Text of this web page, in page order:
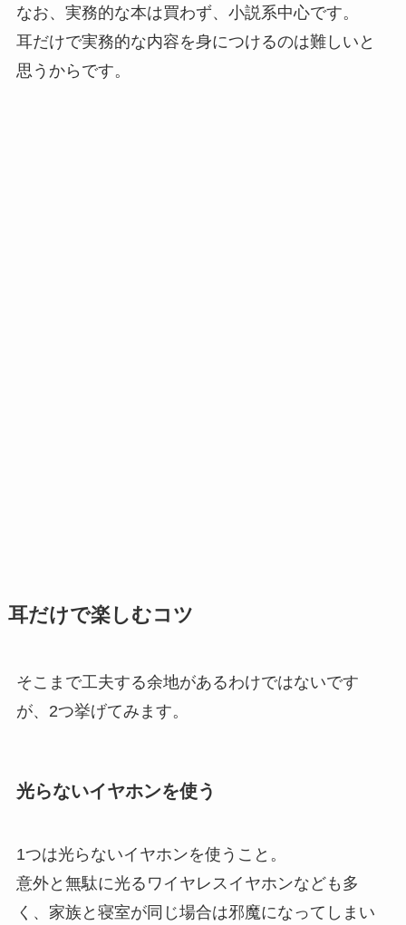
なお、実務的な本は買わず、小説系中心です。
耳だけで実務的な内容を身につけるのは難しいと
思うからです。
耳だけで楽しむコツ
そこまで工夫する余地があるわけではないです
が、2つ挙げてみます。
光らないイヤホンを使う
1つは光らないイヤホンを使うこと。
意外と無駄に光るワイヤレスイヤホンなども多
く、家族と寝室が同じ場合は邪魔になってしまい